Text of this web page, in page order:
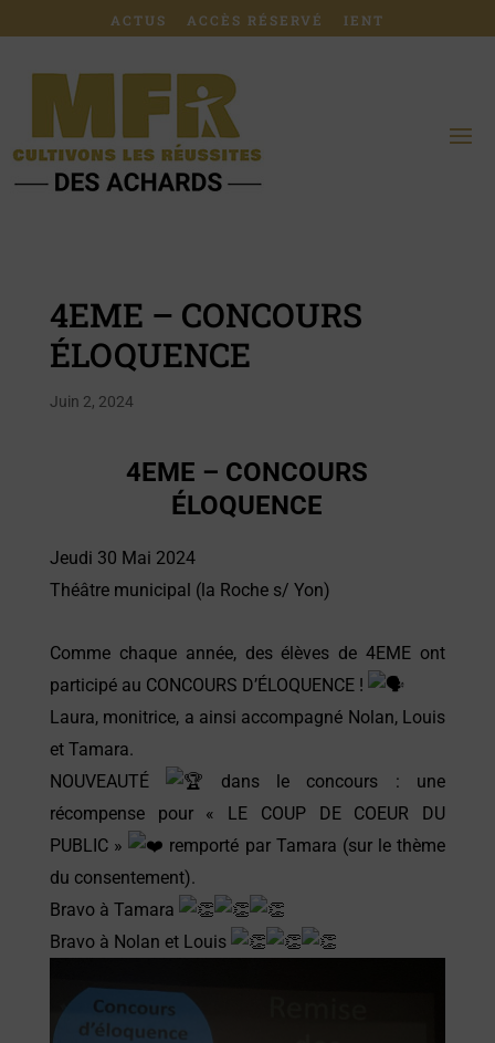
ACTUS ACCÈS RÉSERVÉ IENT
4EME – CONCOURS
ÉLOQUENCE
Juin 2, 2024
4EME – CONCOURS
ÉLOQUENCE
Jeudi 30 Mai 2024
Théâtre municipal (la Roche s/ Yon)
Comme chaque année, des élèves de 4EME ont
participé au CONCOURS D’ÉLOQUENCE !
Laura, monitrice, a ainsi accompagné Nolan, Louis
et Tamara.
NOUVEAUTÉ
dans le concours : une
récompense pour « LE COUP DE COEUR DU
PUBLIC »
remporté par Tamara (sur le thème
du consentement).
Bravo à Tamara
Bravo à Nolan et Louis